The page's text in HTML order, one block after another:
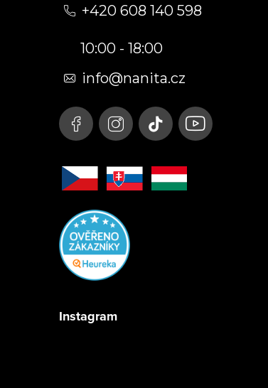
+420 608 140 598
10:00 - 18:00
info@nanita.cz
Instagram